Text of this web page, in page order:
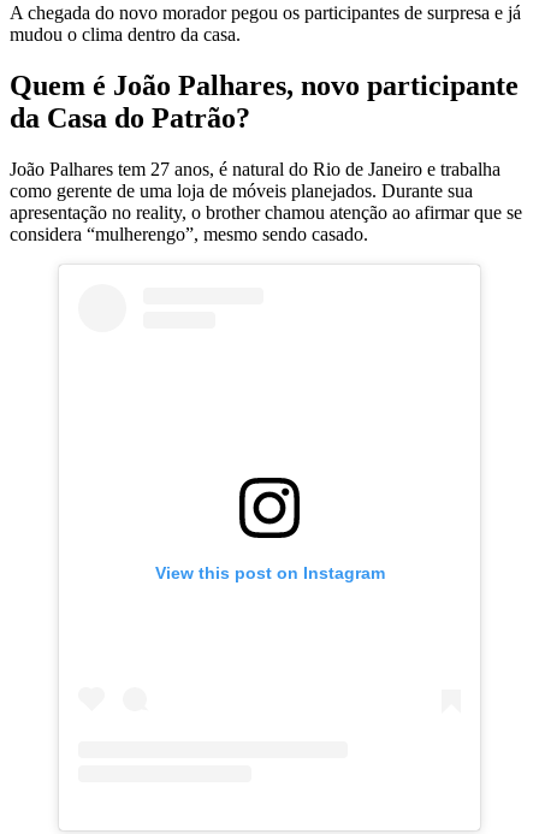
A chegada do novo morador pegou os participantes de surpresa e já
mudou o clima dentro da casa.
Quem é João Palhares, novo participante
da Casa do Patrão?
João Palhares tem 27 anos, é natural do Rio de Janeiro e trabalha
como gerente de uma loja de móveis planejados. Durante sua
apresentação no reality, o brother chamou atenção ao afirmar que se
considera “mulherengo”, mesmo sendo casado.
View this post on Instagram